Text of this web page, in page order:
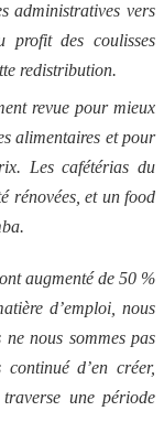
administratives vers
profit des coulisses
redistribution.
revue pour mieux
alimentaires et pour
Les cafétérias du
rénovées, et un food
augmenté de 50 %
d’emploi, nous
nous sommes pas
d’en créer,
une période